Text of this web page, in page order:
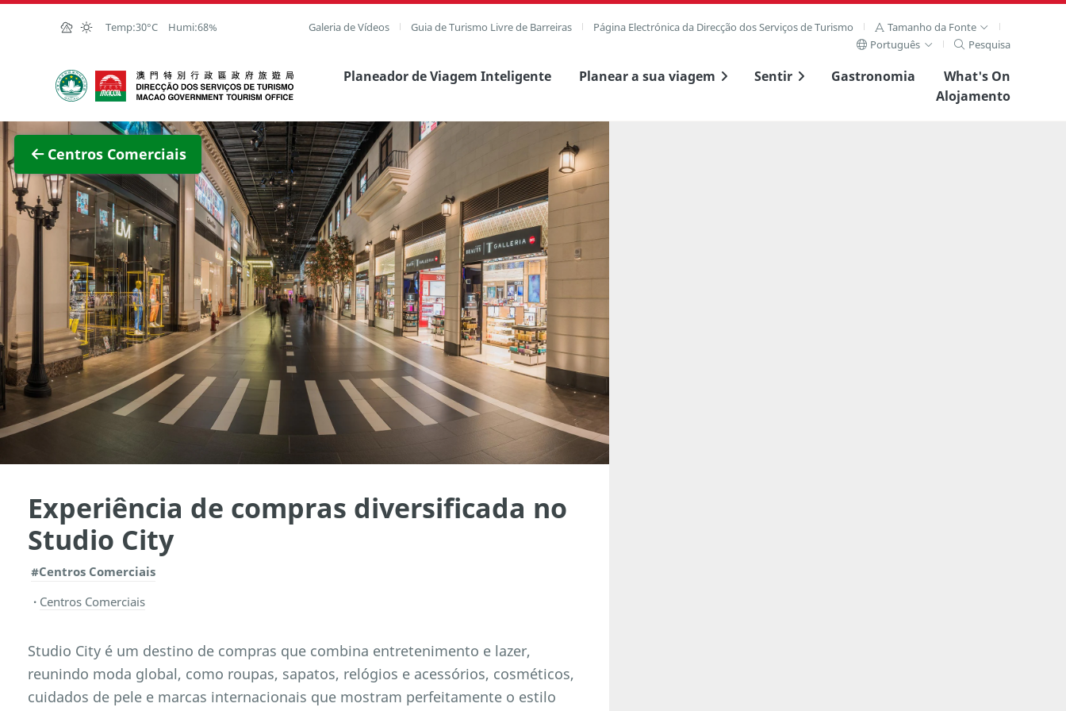
Ir para o conteúdo principal
Temp:30°C Humi:68% Galeria de Vídeos Guia de Turismo Livre de Barreiras Página Electrónica da Direcção dos Serviços de Turismo
Tamanho da Fonte
Português
Pesquisa
Direcção dos Serviços de Turismo Planeador de Viagem Inteligente Planear a sua viagem Sentir Gastronomia
What's On
Alojamento
Centros Comerciais
Ver imagem completa
Experiência de compras diversificada no
Studio City
#Centros Comerciais
Centros Comerciais
Studio City é um destino de compras que combina entretenimento e lazer,
reunindo moda global, como roupas, sapatos, relógios e acessórios, cosméticos,
cuidados de pele e marcas internacionais que mostram perfeitamente o estilo